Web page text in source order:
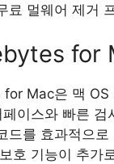
료 멀웨어 제거
for
Mac은 맥 OS
이스와 빠른
드를 효과적으
호 기능이 추